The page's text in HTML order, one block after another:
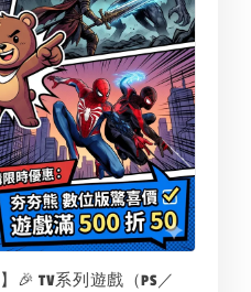
🎉 TV系列遊戲（PS／